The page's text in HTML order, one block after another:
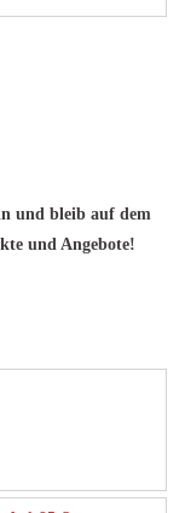
und bleib auf dem
und Angebote!